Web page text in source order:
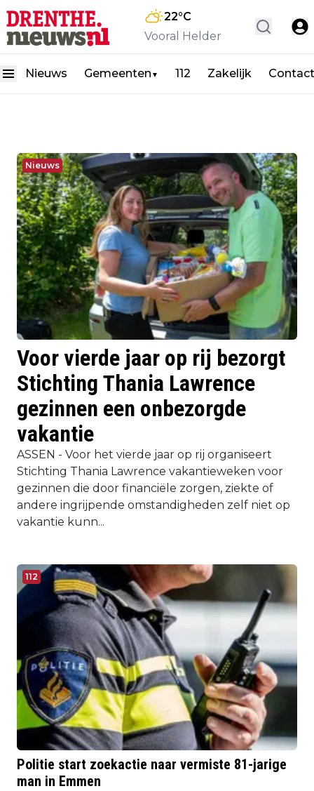
22°C
Vooral Helder
Nieuws Gemeenten ▼ 112 Zakelijk Contact
Nieuws
Voor vierde jaar op rij bezorgt
Stichting Thania Lawrence
gezinnen een onbezorgde
vakantie
ASSEN - Voor het vierde jaar op rij organiseert
Stichting Thania Lawrence vakantieweken voor
gezinnen die door financiële zorgen, ziekte of
andere ingrijpende omstandigheden zelf niet op
vakantie kunn...
112
Politie start zoekactie naar vermiste 81-jarige
man in Emmen